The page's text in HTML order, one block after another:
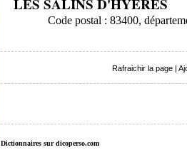
LES SALINS D'HYERES
Code postal : 83400,
Rafraichir la page
Dictionnaires sur dicoperso.com